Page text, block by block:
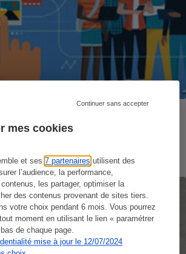
mes cookies
et ses7 partenaires utilisent des
l’audience, la performance,
les partager, optimiser la
des contenus provenant de sites tiers.
votre choix pendant 6 mois. Vous pourrez
moment en utilisant le lien « paramétrer
de chaque page.
mise à jour le 12/07/2024
Continuer sans accepter
barre des 200 000 abonnés